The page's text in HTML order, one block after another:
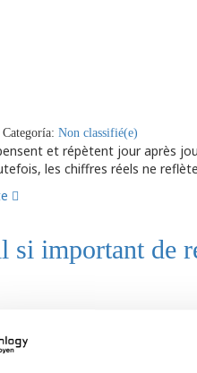
Categoría: Non classifié(e)
et répètent jour après
les chiffres réels ne
si important de